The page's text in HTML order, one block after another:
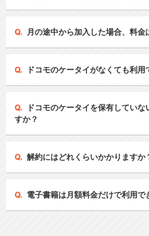
月の途中から加入した場合、料金
ドコモのケータイがなくても利用
ドコモのケータイを保有してい
すか？
解約にはどれくらいかかりますか
電子書籍は月額料金だけで利用で